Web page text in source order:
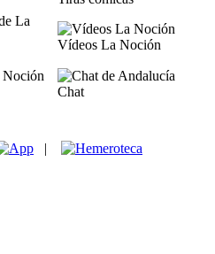
Vídeos La Noción
Chat
|